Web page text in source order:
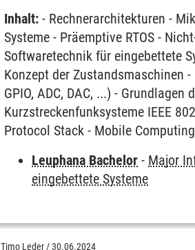
Inhalt: - Rechnerarchitekturen -
Systeme - Präemptive RTOS -
Softwaretechnik für eingebettete
Konzept der Zustandsmaschinen -
GPIO, ADC, DAC, ...) -
Kurzstreckenfunksysteme IEEE
Protocol Stack - Mobile
Leuphana Bachelor - Major
eingebettete Systeme
Timo Leder /30.06.2024